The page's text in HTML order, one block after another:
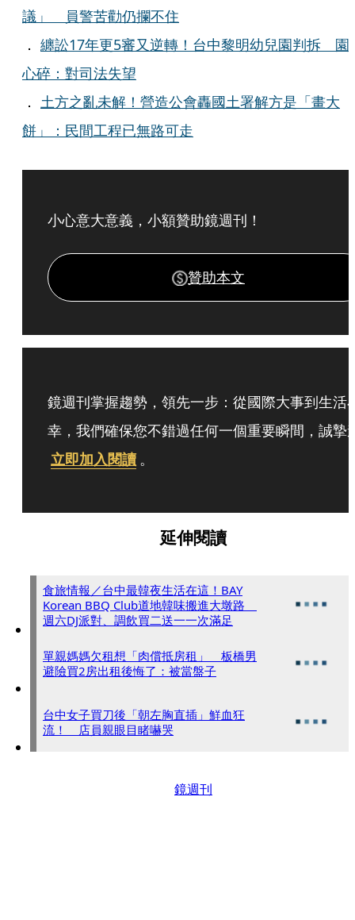
議」 員警苦勸仍攔不住
． 纏訟17年更5審又逆轉！台中黎明幼兒園判拆 園
心碎：對司法失望
． 土方之亂未解！營造公會轟國土署解方是「畫大
餅」：民間工程已無路可走
小心意大意義，小額贊助鏡週刊！
贊助本文
鏡週刊掌握趨勢，領先一步：從國際大事到生活
幸，我們確保您不錯過任何一個重要瞬間，誠摯
立即加入閱讀 。
延伸閱讀
食旅情報／台中最韓夜生活在這！BAY
Korean BBQ Club道地韓味搬進大墩路
週六DJ派對、調飲買二送一一次滿足
單親媽媽欠租想「肉償抵房租」 板橋男
避險買2房出租後悔了：被當盤子
台中女子買刀後「朝左胸直插」鮮血狂
流！ 店員親眼目睹嚇哭
鏡週刊